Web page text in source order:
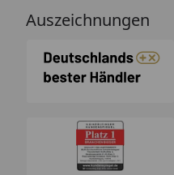
Auszeichnungen